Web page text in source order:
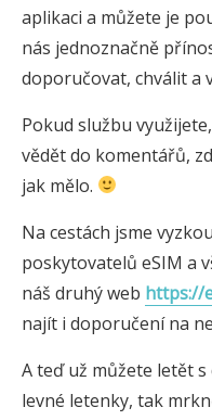
aplikaci a můžete je
nás jednoznačně
doporučovat, chválit a
Pokud službu
vědět do komentářů,
jak mělo.
Na cestách jsme
poskytovatelů eSIM a
náš druhý web https://
najít i doporučení na
A teď už můžete letět
levné letenky, tak